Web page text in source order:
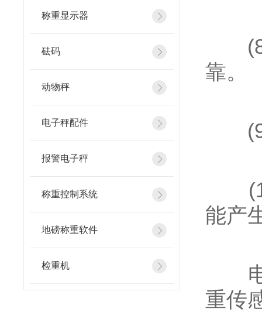
称重显示器
砝码
动物秤
电子秤配件
报警电子秤
称重控制系统
地磅称重软件
检重机
(8)
靠。
(9)
能产
电
重传